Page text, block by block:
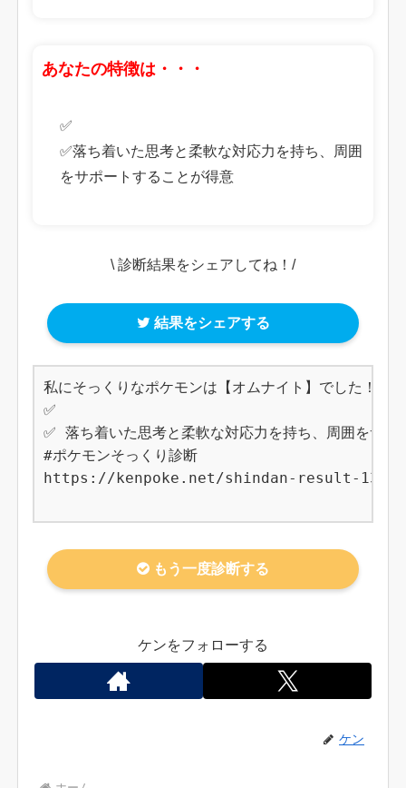
あなたの特徴は・・・
✅
✅落ち着いた思考と柔軟な対応力を持ち、周囲
をサポートすることが得意
\ 診断結果をシェアしてね！/
結果をシェアする
私にそっくりなポケモンは【オムナイト】でした！
✅
✅ 落ち着いた思考と柔軟な対応力を持ち、周囲をサポ
#ポケモンそっくり診断
https://kenpoke.net/shindan-result-138
もう一度診断する
ケンをフォローする
ケン